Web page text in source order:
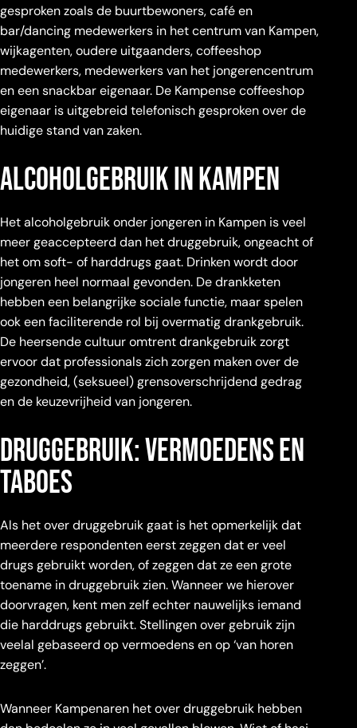
gesproken zoals de buurtbewoners, café en
bar/dancing medewerkers in het centrum van Kampen,
wijkagenten, oudere uitgaanders, coffeeshop
medewerkers, medewerkers van het jongerencentrum
en een snackbar eigenaar. De Kampense coffeeshop
eigenaar is uitgebreid telefonisch gesproken over de
huidige stand van zaken.
alcoholgebruik in kampen
Het alcoholgebruik onder jongeren in Kampen is veel
meer geaccepteerd dan het druggebruik, ongeacht of
het om soft- of harddrugs gaat. Drinken wordt door
jongeren heel normaal gevonden. De drankketen
hebben een belangrijke sociale functie, maar spelen
ook een faciliterende rol bij overmatig drankgebruik.
De heersende cultuur omtrent drankgebruik zorgt
ervoor dat professionals zich zorgen maken over de
gezondheid, (seksueel) grensoverschrijdend gedrag
en de keuzevrijheid van jongeren.
druggebruik: vermoedens en
taboes
Als het over druggebruik gaat is het opmerkelijk dat
meerdere respondenten eerst zeggen dat er veel
drugs gebruikt worden, of zeggen dat ze een grote
toename in druggebruik zien. Wanneer we hierover
doorvragen, kent men zelf echter nauwelijks iemand
die harddrugs gebruikt. Stellingen over gebruik zijn
veelal gebaseerd op vermoedens en op ‘van horen
zeggen’.
Wanneer Kampenaren het over druggebruik hebben